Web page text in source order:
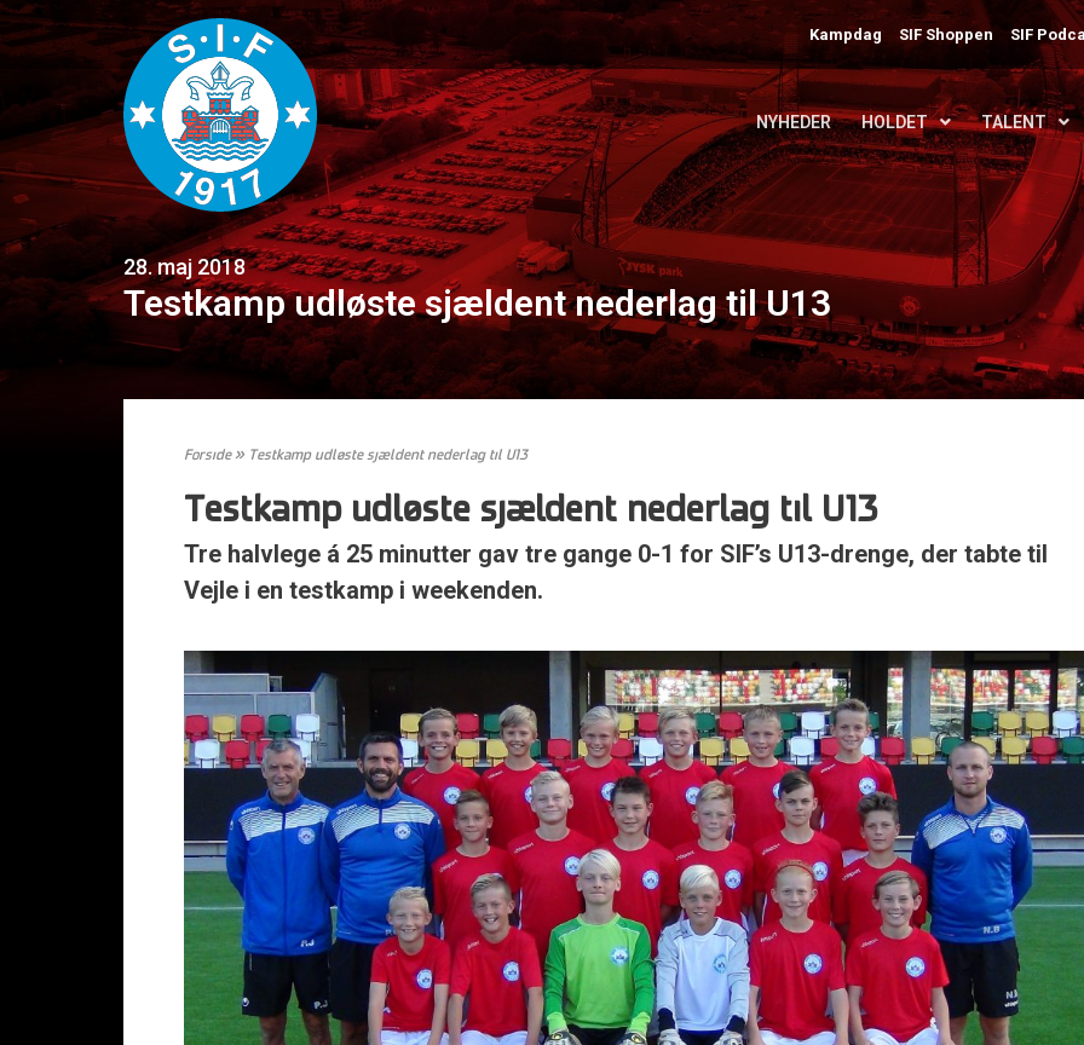
Kampdag SIF Shoppen SIF
NYHEDER HOLDET TALENT
28. maj 2018
Testkamp udløste sjældent nederlag til U13
Forside» Testkamp udløste sjældent nederlag til U13
Testkamp udløste sjældent nederlag til U13
Tre halvlege á 25 minutter gav tre gange 0-1 for SIF’s U13-drenge, der tabte til
Vejle i en testkamp i weekenden.